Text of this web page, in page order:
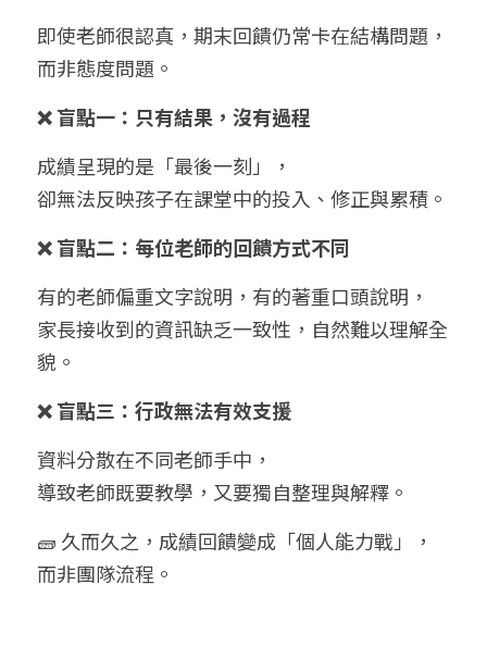
即使老師很認真，期末回饋仍常卡在結構問題，
而非態度問題。
❌ 盲點一：只有結果，沒有過程
成績呈現的是「最後一刻」，
卻無法反映孩子在課堂中的投入、修正與累積。
❌ 盲點二：每位老師的回饋方式不同
有的老師偏重文字說明，有的著重口頭說明，
家長接收到的資訊缺乏一致性，自然難以理解全
貌。
❌ 盲點三：行政無法有效支援
資料分散在不同老師手中，
導致老師既要教學，又要獨自整理與解釋。
🧱 久而久之，成績回饋變成「個人能力戰」，
而非團隊流程。